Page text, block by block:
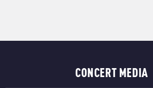
CONCERT MEDIA